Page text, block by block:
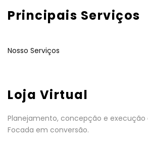
Principais Serviços
Nosso Serviços
Loja Virtual
Planejamento, concepção e execução
Focada em conversão.